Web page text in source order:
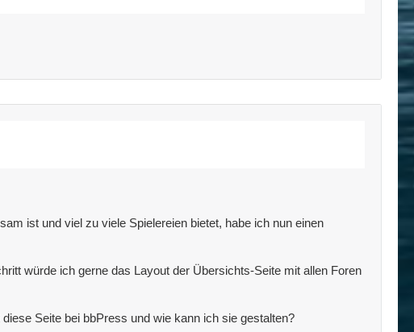
ist und viel zu viele Spielereien bietet, habe ich nun einen
würde ich gerne das Layout der Übersichts-Seite mit allen Foren
Seite bei bbPress und wie kann ich sie gestalten?